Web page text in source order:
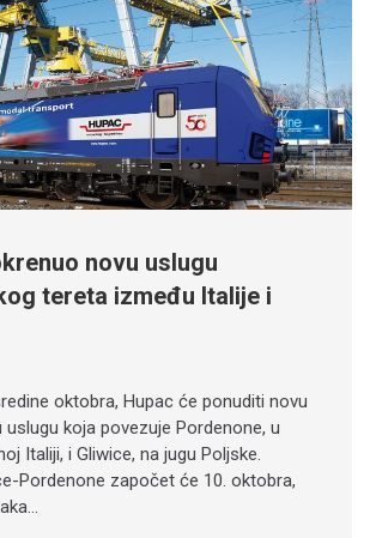
novu uslugu
tereta između Italije i
oktobra, Hupac će ponuditi novu
koja povezuje Pordenone, u
Italiji, i Gliwice, na jugu Poljske.
Pordenone započet će 10. oktobra,